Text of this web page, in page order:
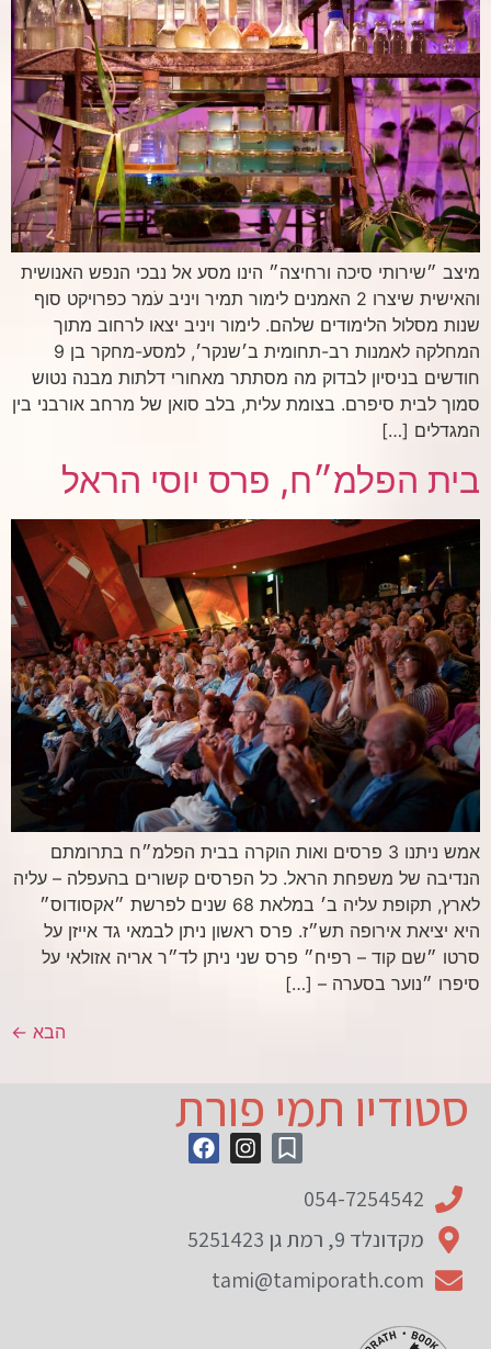
מיצב ״שירותי סיכה ורחיצה״ הינו מסע אל נבכי הנפש האנושית
והאישית שיצרו 2 האמנים לימור תמיר ויניב עֹמר כפרויקט סוף
שנות מסלול הלימודים שלהם. לימור ויניב יצאו לרחוב מתוך
המחלקה לאמנות רב-תחומית ב׳שנקר׳, למסע-מחקר בן 9
חודשים בניסיון לבדוק מה מסתתר מאחורי דלתות מבנה נטוש
סמוך לבית סיפרם. בצומת עלית, בלב סואן של מרחב אורבני בין
המגדלים […]
בית הפלמ״ח, פרס יוסי הראל
אמש ניתנו 3 פרסים ואות הוקרה בבית הפלמ״ח בתרומתם
הנדיבה של משפחת הראל. כל הפרסים קשורים בהעפלה – עליה
לארץ, תקופת עליה ב׳ במלאת 68 שנים לפרשת ״אקסודוס״
היא יציאת אירופה תש״ז. פרס ראשון ניתן לבמאי גד אייזן על
סרטו ״שם קוד – רפיח״ פרס שני ניתן לד״ר אריה אזולאי על
סיפרו ״נוער בסערה – […]
הבא ←
סטודיו תמי פורת
054-7254542
מקדונלד 9, רמת גן 5251423
tami@tamiporath.com